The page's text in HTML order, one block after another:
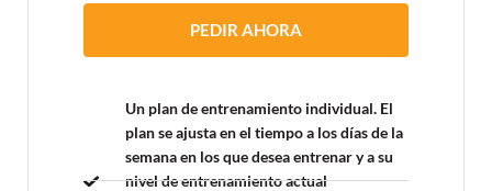
PEDIR AHORA
Un plan de entrenamiento individual. El
plan se ajusta en el tiempo a los días de la
semana en los que desea entrenar y a su
nivel de entrenamiento actual